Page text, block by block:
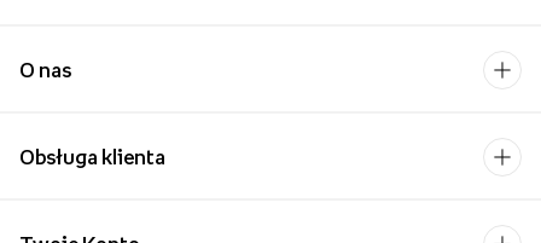
O nas
Obsługa klienta